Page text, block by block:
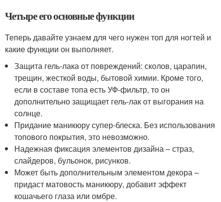
Четыре его основные функции
Теперь давайте узнаем для чего нужен топ для ногтей и
какие функции он выполняет.
Защита гель-лака от повреждений: сколов, царапин,
трещин, жесткой воды, бытовой химии. Кроме того,
если в составе топа есть УФ-фильтр, то он
дополнительно защищает гель-лак от выгорания на
солнце.
Придание маникюру супер-блеска. Без использования
топового покрытия, это невозможно.
Надежная фиксация элементов дизайна – страз,
слайдеров, бульонок, рисунков.
Может быть дополнительным элементом декора –
придаст матовость маникюру, добавит эффект
кошачьего глаза или омбре.